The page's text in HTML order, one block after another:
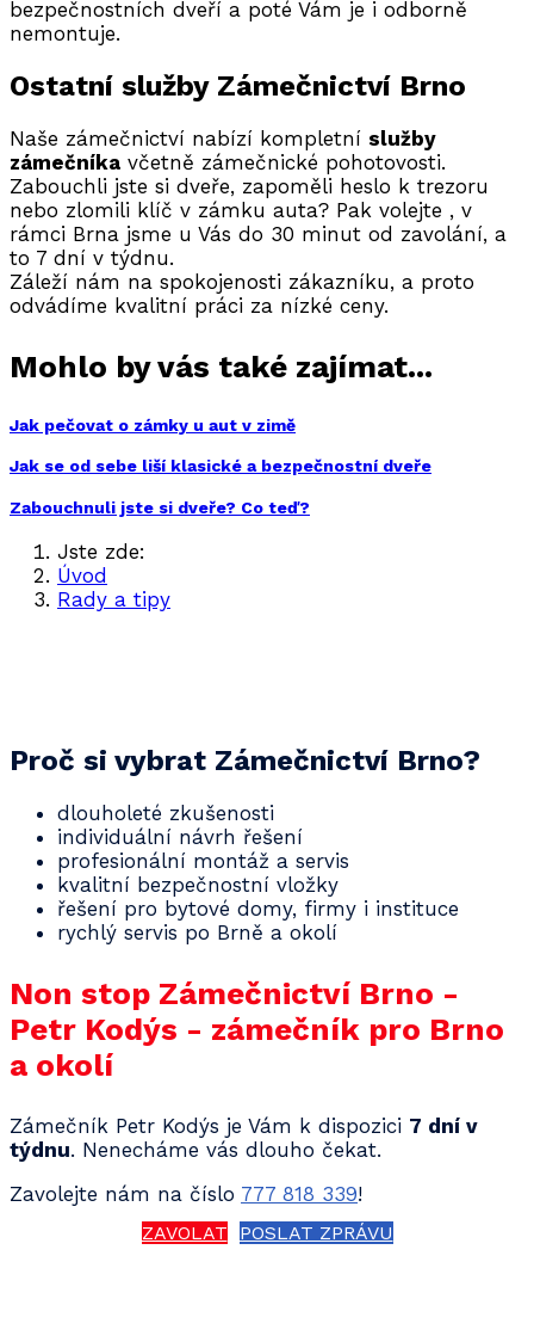
bezpečnostních dveří a poté Vám je i odborně
nemontuje.
Ostatní služby Zámečnictví Brno
Naše zámečnictví nabízí kompletní služby
zámečníka včetně zámečnické pohotovosti.
Zabouchli jste si dveře, zapoměli heslo k trezoru
nebo zlomili klíč v zámku auta? Pak volejte , v
rámci Brna jsme u Vás do 30 minut od zavolání, a
to 7 dní v týdnu.
Záleží nám na spokojenosti zákazníku, a proto
odvádíme kvalitní práci za nízké ceny.
Mohlo by vás také zajímat...
Jak pečovat o zámky u aut v zimě
Jak se od sebe liší klasické a bezpečnostní dveře
Zabouchnuli jste si dveře? Co teď?
Jste zde:
Úvod
Rady a tipy
Proč si vybrat Zámečnictví Brno?
dlouholeté zkušenosti
individuální návrh řešení
profesionální montáž a servis
kvalitní bezpečnostní vložky
řešení pro bytové domy, firmy i instituce
rychlý servis po Brně a okolí
Non stop Zámečnictví Brno -
Petr Kodýs - zámečník pro Brno
a okolí
Zámečník Petr Kodýs je Vám k dispozici 7 dní v
týdnu. Nenecháme vás dlouho čekat.
Zavolejte nám na číslo 777 818 339!
ZAVOLAT POSLAT ZPRÁVU